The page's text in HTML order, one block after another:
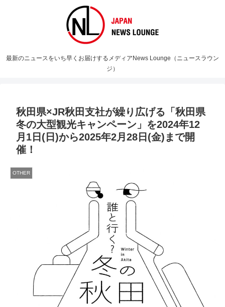
最新のニュースをいち早くお届けするメディアNews Lounge（ニュースラウン
ジ）
秋田県×JR秋田支社が繰り広げる「秋田県
冬の大型観光キャンペーン」を2024年12
月1日(日)から2025年2月28日(金)まで開
催！
OTHER